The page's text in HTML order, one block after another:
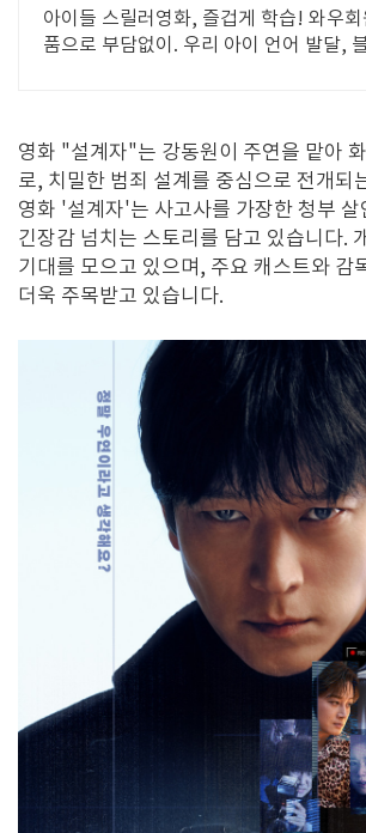
아이들 스릴러영화, 즐겁게 학습! 와우
품으로 부담없이. 우리 아이 언어 발달,
영화 "설계자"는 강동원이 주연을 맡아
로, 치밀한 범죄 설계를 중심으로 전개되
영화 '설계자'는 사고사를 가장한 청부 살
긴장감 넘치는 스토리를 담고 있습니다.
기대를 모으고 있으며, 주요 캐스트와 감
더욱 주목받고 있습니다.